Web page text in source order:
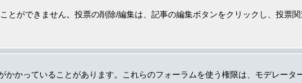
ができません。投票の削除/編集は、記事の編集ボタンをクリックし、投票
かっていることがあります。これらのフォーラムを使う権限は、モデレー